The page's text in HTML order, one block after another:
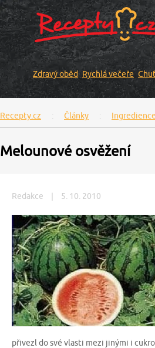
Zdravý oběd Rychlá večeře
Recepty.cz Články Ingredience
Melounové osvěžení
Redakce 5. 10. 2010
přivezl do své vlasti mezi jinými i